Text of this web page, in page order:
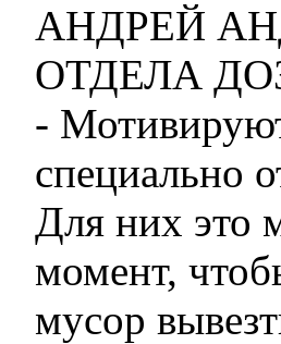
АНДРЕЙ
ОТДЕЛА
-
специально
Для них это
момент,
мусор